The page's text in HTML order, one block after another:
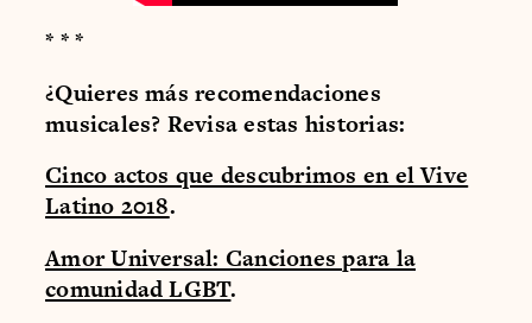
* * *
¿Quieres más recomendaciones
musicales? Revisa estas historias:
Cinco actos que descubrimos en el Vive
Latino 2018.
Amor Universal: Canciones para la
comunidad LGBT.